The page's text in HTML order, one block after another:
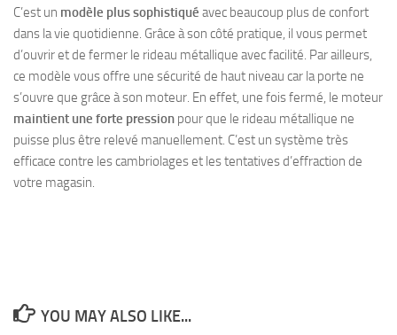
C’est un modèle plus sophistiqué avec beaucoup plus de confort
dans la vie quotidienne. Grâce à son côté pratique, il vous permet
d’ouvrir et de fermer le rideau métallique avec facilité. Par ailleurs,
ce modèle vous offre une sécurité de haut niveau car la porte ne
s’ouvre que grâce à son moteur. En effet, une fois fermé, le moteur
maintient une forte pression pour que le rideau métallique ne
puisse plus être relevé manuellement. C’est un système très
efficace contre les cambriolageset les tentatives d’effraction de
votre magasin.
YOU MAY ALSO LIKE...